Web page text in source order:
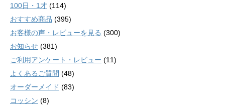
100日・1才 (114)
おすすめ商品 (395)
お客様の声・レビューを見る (300)
お知らせ (381)
ご利用アンケート・レビュー (11)
よくあるご質問 (48)
オーダーメイド (83)
コッシン (8)